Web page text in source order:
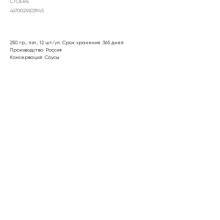
СТОЕВЪ
4670025503945
250 гр., пэт., 12 шт/уп. Срок хранения: 365 дней
Производство: Россия
Консервация: Соусы